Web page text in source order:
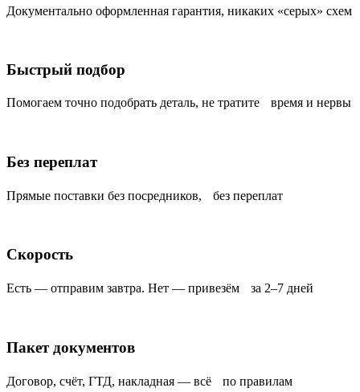
Документально оформленная гарантия, никаких «серых» схем
Быстрый подбор
Помогаем точно подобрать деталь, не тратите время и нервы
Без переплат
Прямые поставки без посредников, без переплат
Скорость
Есть — отправим завтра. Нет — привезём за 2–7 дней
Пакет документов
Договор, счёт, ГТД, накладная — всё по правилам